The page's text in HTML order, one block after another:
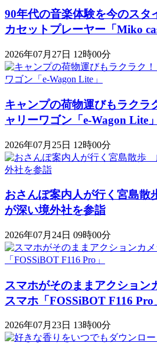
90年代の音楽体験を今のスタ
カセットプレーヤー「Miko
2026年07月27日 12時00分
キャンプの荷物運びもラクラ
ャリーワゴン「​​e-Wagon Lite」
2026年07月25日 12時00分
おさんぽ案内人が行く宮島
が深い境外社を参詣
2026年07月24日 09時00分
スマホがそのままアクション
スマホ「FOSSiBOT F116 Pro
2026年07月23日 13時00分